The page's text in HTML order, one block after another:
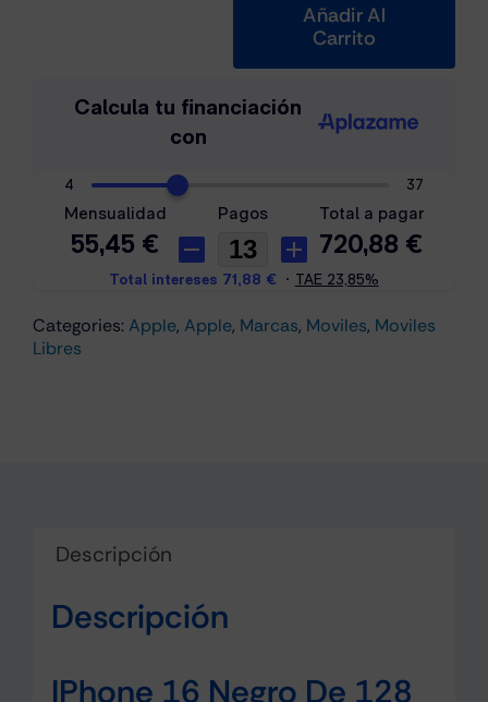
16
Negro
cantidad
Añadir Al
Carrito
Categories:Apple, Apple, Marcas, Moviles, Moviles
Libres
Descripción
Descripción
IPhone 16 Negro De 128